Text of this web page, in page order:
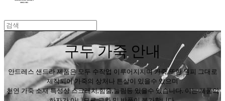
구두 가죽 안내
안드레스 샌드라 제품은 모두 수작업 이루어지지며 가죽 또한 원피 그대로
제작되어 가죽의 상처나 튼살이 있을수 있으며
천연 가죽 소재 특성상 스크래치,힘줄,눌림등 있을수 있습니다. 이는 제품의